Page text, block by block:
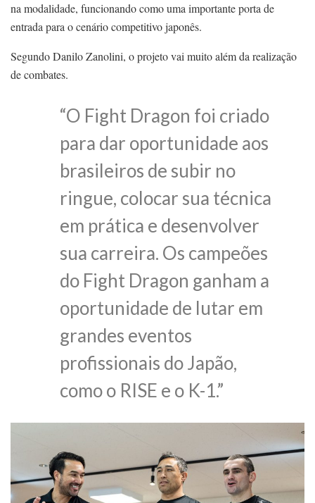
na modalidade, funcionando como uma importante porta de
entrada para o cenário competitivo japonês.
Segundo Danilo Zanolini, o projeto vai muito além da realização
de combates.
“O Fight Dragon foi criado
para dar oportunidade aos
brasileiros de subir no
ringue, colocar sua técnica
em prática e desenvolver
sua carreira. Os campeões
do Fight Dragon ganham a
oportunidade de lutar em
grandes eventos
profissionais do Japão,
como o RISE e o K-1.”